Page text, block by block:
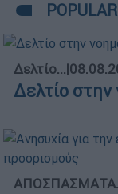
Δελτίο...|
Δελτίο